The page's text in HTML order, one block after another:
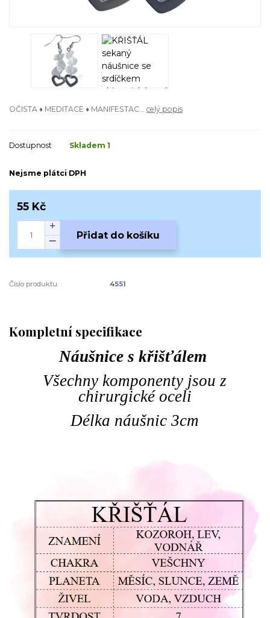
OČISTA ♦ MEDITACE ♦ MANIFESTAC... celý popis
Dostupnost Skladem 1
Nejsme plátci DPH
55 Kč
Přidat do košíku
Číslo produktu: 4551
Kompletní specifikace
Náušnice s křišťálem
Všechny komponenty jsou z
chirurgické oceli
Délka náušnic 3cm